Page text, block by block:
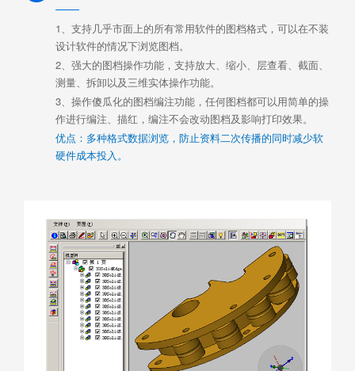
1、支持几乎市面上的所有常用软件的图档格式，可以在不装
设计软件的情况下浏览图档。
2、强大的图档操作功能，支持放大、缩小、层查看、截面、
测量、拆卸以及三维实体操作功能。
3、操作傻瓜化的图档编注功能，任何图档都可以用简单的操
作进行编注、描红，编注不会改动图档及影响打印效果。
优点：多种格式数据浏览，防止资料二次传播的同时减少软
硬件成本投入。